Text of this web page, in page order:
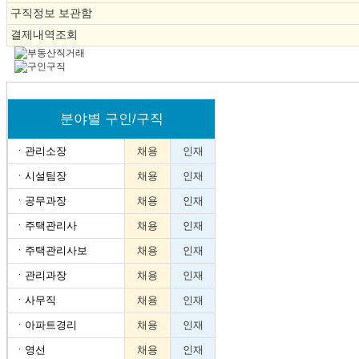
구직정보 보관함
결제내역조회
분야별 구인/구직
ㆍ 관리소장 채용 인재
ㆍ 시설팀장 채용 인재
ㆍ 공무과장 채용 인재
ㆍ 주택관리사 채용 인재
ㆍ 주택관리사보 채용 인재
ㆍ 관리과장 채용 인재
ㆍ 사무직 채용 인재
ㆍ 아파트경리 채용 인재
ㆍ 영선 채용 인재